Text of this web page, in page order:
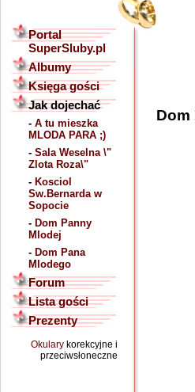
Portal
SuperSluby.pl
Albumy
Księga gości
Jak dojechać
- A tu mieszka
MLODA PARA ;)
- Sala Weselna \"
Zlota Roza\"
- Kosciol
Sw.Bernarda w
Sopocie
- Dom Panny
Mlodej
- Dom Pana
Mlodego
Forum
Lista gości
Prezenty
Okulary korekcyjne i
przeciwsłoneczne